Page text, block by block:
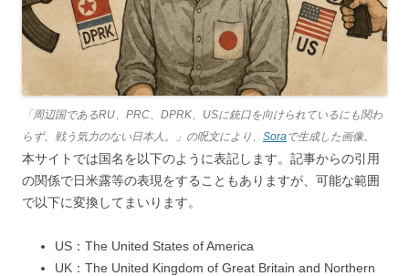
「周辺国であるRU、PRC、DPRK、USに銃口を向けられているにも関わ
らず、戦う気力のない日本人。」の呪文により、 Sora で生成した画像。
本サイトでは国名を以下のように表記します。記事からの引用
の関係で日米露等の表現をすることもありますが、可能な範囲
で以下に変換してまいります。
US：The United States of America
UK：The United Kingdom of Great Britain and Northern